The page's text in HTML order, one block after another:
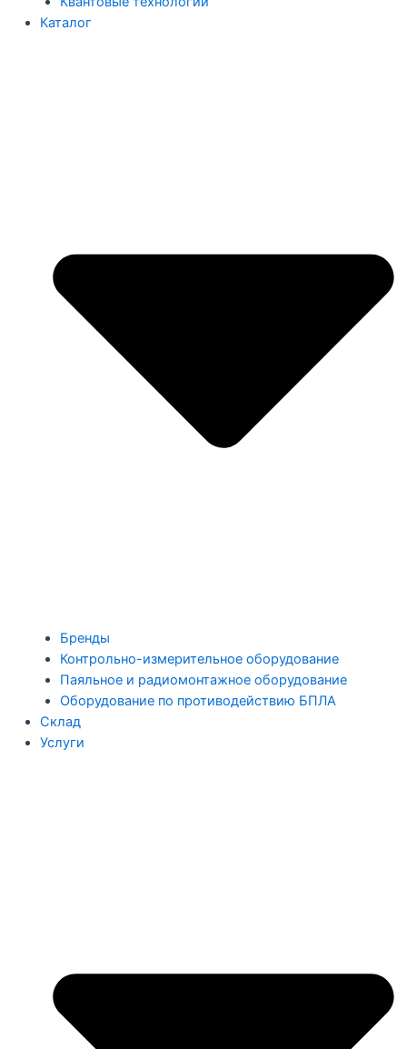
Каталог
Бренды
Контрольно-измерительное оборудование
Паяльное и радиомонтажное оборудование
Оборудование по противодействию БПЛА
Склад
Услуги